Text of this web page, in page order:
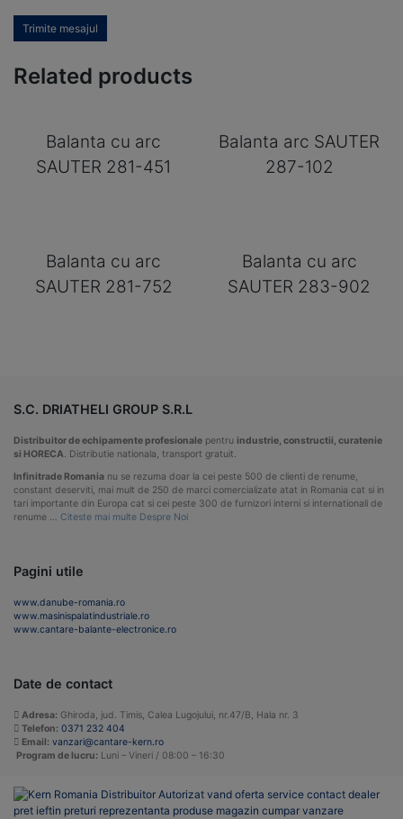
Trimite mesajul
Related products
Balanta cu arc
SAUTER 281-451
Balanta arc SAUTER
287-102
Balanta cu arc
SAUTER 281-752
Balanta cu arc
SAUTER 283-902
S.C. DRIATHELI GROUP S.R.L
Distribuitor de echipamente profesionale pentru industrie, constructii, curatenie
si HORECA. Distributie nationala, transport gratuit.
Infinitrade Romania nu se rezuma doar la cei peste 500 de clienti de renume,
constant deserviti, mai mult de 250 de marci comercializate atat in Romania cat si in
tari importante din Europa cat si cei peste 300 de furnizori interni si internationali de
renume … Citeste mai multe Despre Noi
Pagini utile
www.danube-romania.ro
www.masinispalatindustriale.ro
www.cantare-balante-electronice.ro
Date de contact
Adresa: Ghiroda, jud. Timis, Calea Lugojului, nr.47/B, Hala nr. 3
Telefon: 0371 232 404
Email: vanzari@cantare-kern.ro
Program de lucru: Luni – Vineri / 08:00 – 16:30